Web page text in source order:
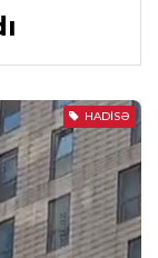
HADISƏ